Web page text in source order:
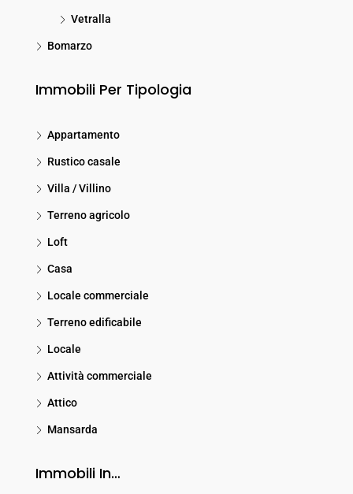
Vetralla
Bomarzo
Immobili Per Tipologia
Appartamento
Rustico casale
Villa / Villino
Terreno agricolo
Loft
Casa
Locale commerciale
Terreno edificabile
Locale
Attività commerciale
Attico
Mansarda
Immobili In…